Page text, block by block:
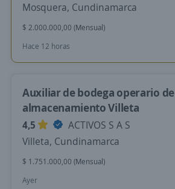
Mosquera, Cundinamarca
$ 2.000.000,00 (Mensual)
Hace 12 horas
Auxiliar de bodega operario de
almacenamiento Villeta
4,5
ACTIVOS S A S
Villeta, Cundinamarca
$ 1.751.000,00 (Mensual)
Ayer